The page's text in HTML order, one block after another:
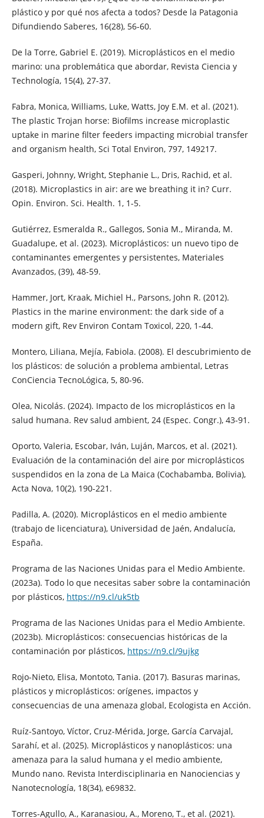
plástico y por qué nos afecta a todos? Desde la Patagonia
Difundiendo Saberes, 16(28), 56-60.
De la Torre, Gabriel E. (2019). Microplásticos en el medio
marino: una problemática que abordar, Revista Ciencia y
Technología, 15(4), 27-37.
Fabra, Monica, Williams, Luke, Watts, Joy E.M. et al. (2021).
The plastic Trojan horse: Biofilms increase microplastic
uptake in marine filter feeders impacting microbial transfer
and organism health, Sci Total Environ, 797, 149217.
Gasperi, Johnny, Wright, Stephanie L., Dris, Rachid, et al.
(2018). Microplastics in air: are we breathing it in? Curr.
Opin. Environ. Sci. Health. 1, 1-5.
Gutiérrez, Esmeralda R., Gallegos, Sonia M., Miranda, M.
Guadalupe, et al. (2023). Microplásticos: un nuevo tipo de
contaminantes emergentes y persistentes, Materiales
Avanzados, (39), 48-59.
Hammer, Jort, Kraak, Michiel H., Parsons, John R. (2012).
Plastics in the marine environment: the dark side of a
modern gift, Rev Environ Contam Toxicol, 220, 1-44.
Montero, Liliana, Mejía, Fabiola. (2008). El descubrimiento de
los plásticos: de solución a problema ambiental, Letras
ConCiencia TecnoLógica, 5, 80-96.
Olea, Nicolás. (2024). Impacto de los microplásticos en la
salud humana. Rev salud ambient, 24 (Espec. Congr.), 43-91.
Oporto, Valeria, Escobar, Iván, Luján, Marcos, et al. (2021).
Evaluación de la contaminación del aire por microplásticos
suspendidos en la zona de La Maica (Cochabamba, Bolivia),
Acta Nova, 10(2), 190-221.
Padilla, A. (2020). Microplásticos en el medio ambiente
(trabajo de licenciatura), Universidad de Jaén, Andalucía,
España.
Programa de las Naciones Unidas para el Medio Ambiente.
(2023a). Todo lo que necesitas saber sobre la contaminación
por plásticos, https://n9.cl/uk5tb
Programa de las Naciones Unidas para el Medio Ambiente.
(2023b). Microplásticos: consecuencias históricas de la
contaminación por plásticos, https://n9.cl/9ujkg
Rojo-Nieto, Elisa, Montoto, Tania. (2017). Basuras marinas,
plásticos y microplásticos: orígenes, impactos y
consecuencias de una amenaza global, Ecologista en Acción.
Ruíz-Santoyo, Víctor, Cruz-Mérida, Jorge, García Carvajal,
Sarahí, et al. (2025). Microplásticos y nanoplásticos: una
amenaza para la salud humana y el medio ambiente,
Mundo nano. Revista Interdisciplinaria en Nanociencias y
Nanotecnología, 18(34), e69832.
Torres-Agullo, A., Karanasiou, A., Moreno, T., et al. (2021).